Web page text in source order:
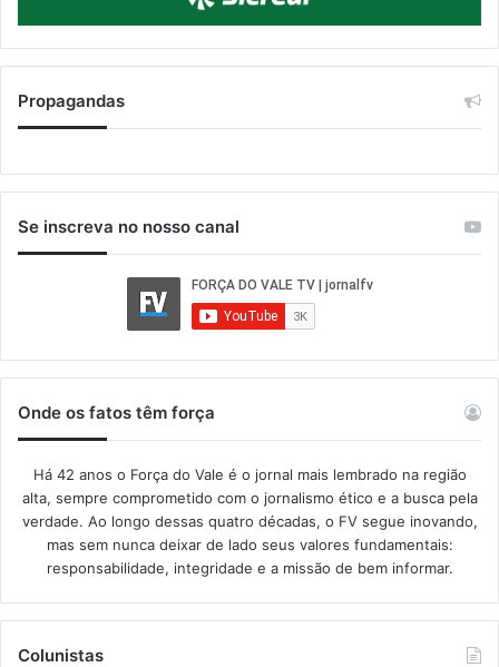
Propagandas
Se inscreva no nosso canal
Onde os fatos têm força
Há 42 anos o Força do Vale é o jornal mais lembrado na região
alta, sempre comprometido com o jornalismo ético e a busca pela
verdade. Ao longo dessas quatro décadas, o FV segue inovando,
mas sem nunca deixar de lado seus valores fundamentais:
responsabilidade, integridade e a missão de bem informar.​
Colunistas